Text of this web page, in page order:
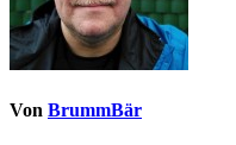
Von BrummBär